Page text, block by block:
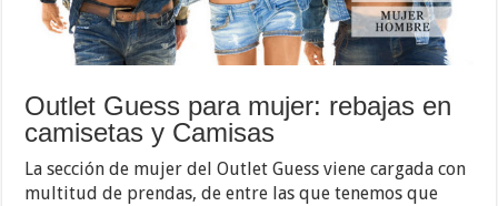
Outlet Guess para mujer: rebajas en
camisetas y Camisas
La sección de mujer del Outlet Guess viene cargada con
multitud de prendas, de entre las que tenemos que